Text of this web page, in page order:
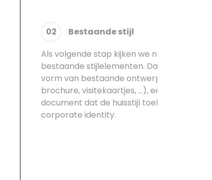
02
Bestaande stijl
Als volgende stap kijken we naar
bestaande stijlelementen. Dat kan in de
vorm van bestaande ontwerpen (bv.
brochure, visitekaartjes, …), een
document dat de huisstijl toelicht of een
corporate identity.